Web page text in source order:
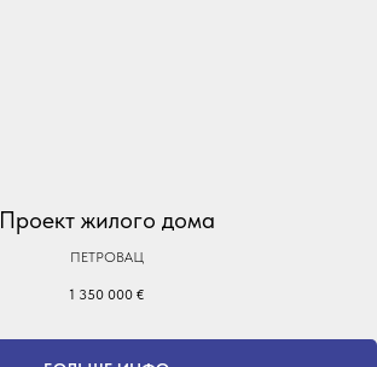
Проект жилого дома
ПЕТРОВАЦ
1 350 000 €